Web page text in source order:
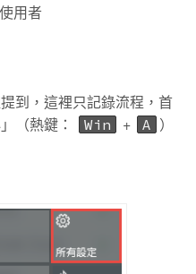
用者
到，這裡只記錄流程，首
（熱鍵：
Win + A ）